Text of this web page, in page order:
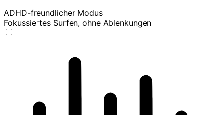
ADHD-freundlicher Modus
Fokussiertes Surfen, ohne Ablenkungen